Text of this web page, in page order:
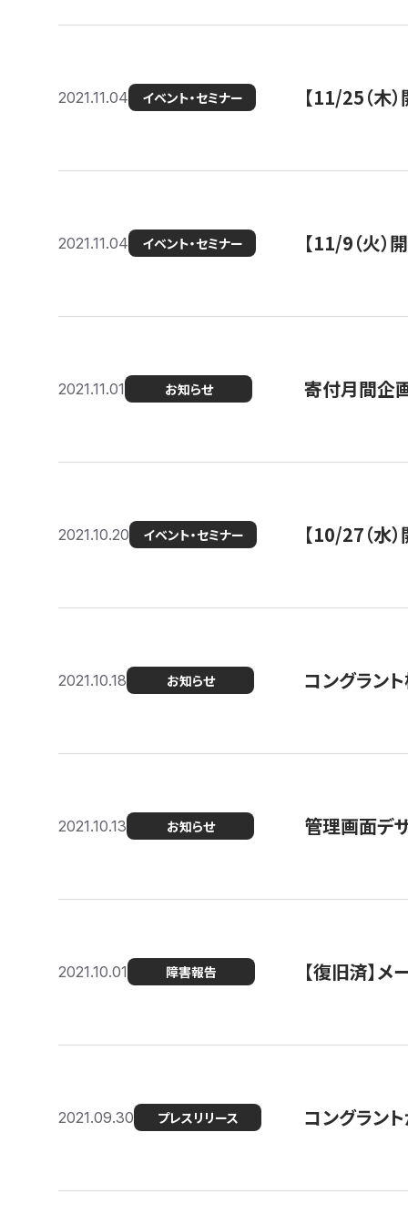
2021.11.04 イベント・セミナー 【11/25（木
2021.11.04 イベント・セミナー 【11/9（火
2021.11.01 お知らせ 寄付月間企
2021.10.20 イベント・セミナー 【10/27（水
2021.10.18 お知らせ コングラン
2021.10.13 お知らせ 管理画面デ
2021.10.01 障害報告 【復旧済】
2021.09.30 プレスリリース コングラン